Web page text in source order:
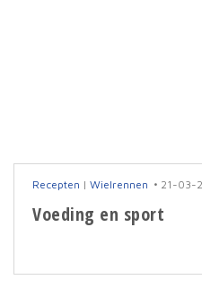
Recepten | Wielrennen 21-03-
Voeding en sport